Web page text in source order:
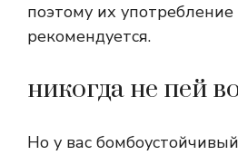
поэтому их употребление
рекомендуется.
никогда не пей
Но у вас